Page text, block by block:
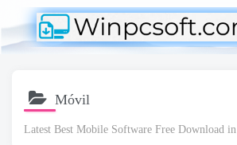
Móvil
Latest Best Mobile Software Free Download in